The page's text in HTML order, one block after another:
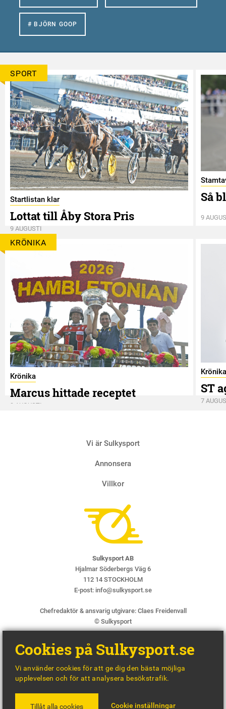
# BJÖRN GOOP
SPORT
Startlistan klar
Lottat till Åby Stora Pris
9 AUGUSTI
Så
9
KRÖNIKA
Krönika
Marcus hittade receptet
9 AUGUSTI
Krönika
ST
7
Vi är Sulkysport
Annonsera
Villkor
Sulkysport AB
Hjalmar Söderbergs Väg 6
112 14 STOCKHOLM
E-post: info@sulkysport.se
Chefredaktör & ansvarig utgivare: Claes Freidenvall
© Sulkysport
BY
Cookies på Sulkysport.se
Vi använder cookies för att ge dig den bästa möjliga
upplevelsen och för att analysera besökstrafik.
Tillåt alla cookies Cookie inställningar